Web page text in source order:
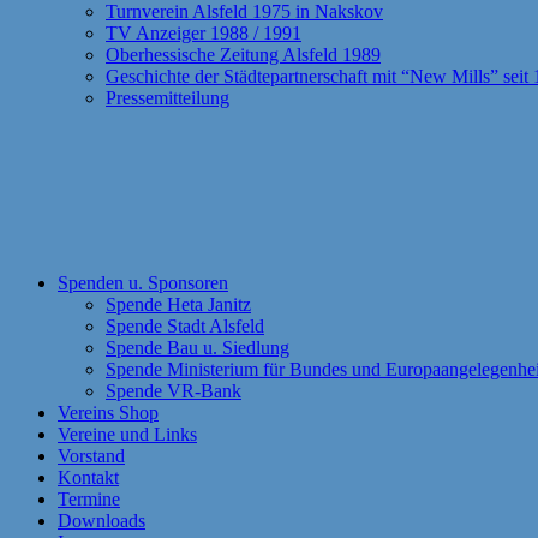
Turnverein Alsfeld 1975 in Nakskov
TV Anzeiger 1988 / 1991
Oberhessische Zeitung Alsfeld 1989
Geschichte der Städtepartnerschaft mit “New Mills” seit
Pressemitteilung
Spenden u. Sponsoren
Spende Heta Janitz
Spende Stadt Alsfeld
Spende Bau u. Siedlung
Spende Ministerium für Bundes und
Spende VR-Bank
Vereins Shop
Vereine und Links
Vorstand
Kontakt
Termine
Downloads